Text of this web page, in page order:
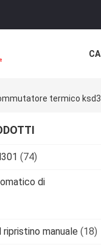
termico
(74)
di
manuale (18)